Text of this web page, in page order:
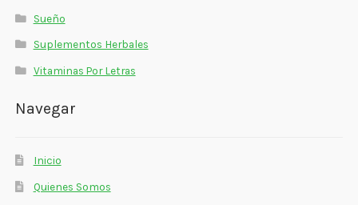
Sueño
Suplementos Herbales
Vitaminas Por Letras
Navegar
Inicio
Quienes Somos